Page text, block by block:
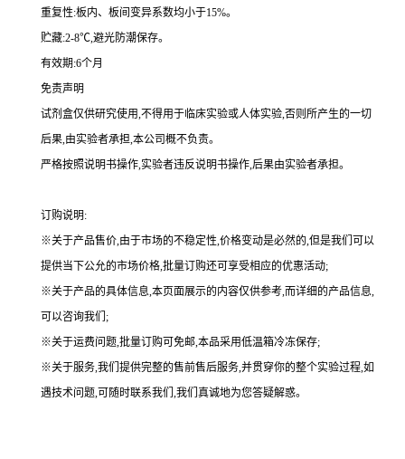
重复性:板内、板间变异系数均小于15%。
贮藏:2-8℃,避光防潮保存。
有效期:6个月
免责声明
试剂盒仅供研究使用,不得用于临床实验或人体实验,否则所产生的一切
后果,由实验者承担,本公司概不负责。
严格按照说明书操作,实验者违反说明书操作,后果由实验者承担。
订购说明:
※关于产品售价,由于市场的不稳定性,价格变动是必然的,但是我们可以
提供当下公允的市场价格,批量订购还可享受相应的优惠活动;
※关于产品的具体信息,本页面展示的内容仅供参考,而详细的产品信息,
可以咨询我们;
※关于运费问题,批量订购可免邮,本品采用低温箱冷冻保存;
※关于服务,我们提供完整的售前售后服务,并贯穿你的整个实验过程,如
遇技术问题,可随时联系我们,我们真诚地为您答疑解惑。